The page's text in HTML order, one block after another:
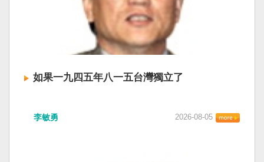
如果一九四五年八一五台灣獨立了
李敏勇 2026-08-05